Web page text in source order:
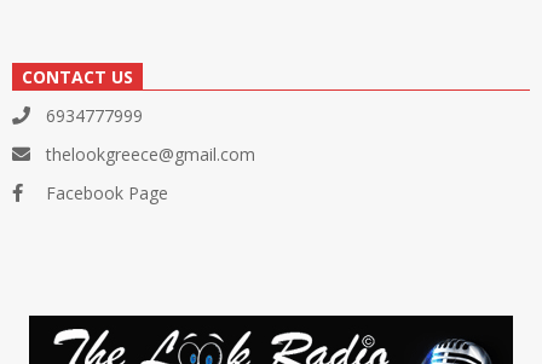
CONTACT US
6934777999
thelookgreece@gmail.com
Facebook Page